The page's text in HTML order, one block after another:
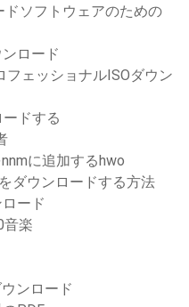
ドソフトウェアのための
ロード
ェッショナルISOダウン
ドする
に追加するhwo
ダウンロードする方法
ード
音楽
ンロード